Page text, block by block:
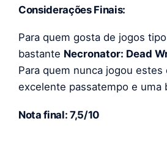
Considerações Finais:
Para quem gosta de jogos tipo
bastante Necronator: Dead
Para quem nunca jogou
excelente passatempo e uma
Nota final: 7,5/10